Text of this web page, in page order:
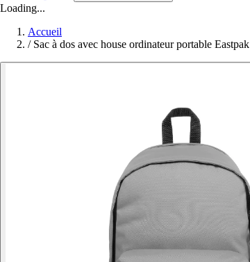
Loading...
Accueil
/ Sac à dos avec house ordinateur portable Eastpak